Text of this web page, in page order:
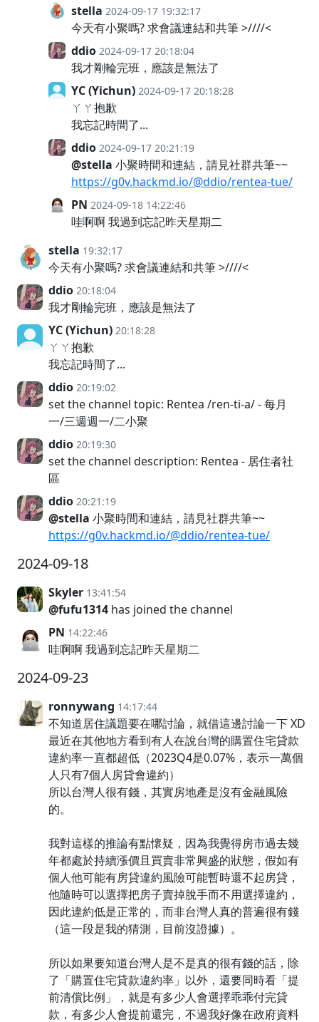
stella 2024-09-17 19:32:17
今天有小聚嗎? 求會議連結和共筆 >////<
ddio 2024-09-17 20:18:04
我才剛輪完班，應該是無法了
YC (Yichun) 2024-09-17 20:18:28
ㄚㄚ抱歉
我忘記時間了...
ddio 2024-09-17 20:21:19
@stella 小聚時間和連結，請見社群共筆~~
https://g0v.hackmd.io/@ddio/rentea-tue/
PN 2024-09-18 14:22:46
哇啊啊 我過到忘記昨天星期二
stella 19:32:17
今天有小聚嗎? 求會議連結和共筆 >////<
ddio 20:18:04
我才剛輪完班，應該是無法了
YC (Yichun) 20:18:28
ㄚㄚ抱歉
我忘記時間了...
ddio 20:19:02
set the channel topic: Rentea /ren-ti-a/ - 每月
一/三週週一/二小聚
ddio 20:19:30
set the channel description: Rentea - 居住者社
區
ddio 20:21:19
@stella 小聚時間和連結，請見社群共筆~~
https://g0v.hackmd.io/@ddio/rentea-tue/
2024-09-18
Skyler 13:41:54
@fufu1314 has joined the channel
PN 14:22:46
哇啊啊 我過到忘記昨天星期二
2024-09-23
ronnywang 14:17:44
不知道居住議題要在哪討論，就借這邊討論一下 XD
最近在其他地方看到有人在說台灣的購置住宅貸款
違約率一直都超低（2023Q4是0.07%，表示一萬個
人只有7個人房貸會違約）
所以台灣人很有錢，其實房地產是沒有金融風險
的。
我對這樣的推論有點懷疑，因為我覺得房市過去幾
年都處於持續漲價且買賣非常興盛的狀態，假如有
個人他可能有房貸違約風險可能暫時還不起房貸，
他隨時可以選擇把房子賣掉脫手而不用選擇違約，
因此違約低是正常的，而非台灣人真的普遍很有錢
（這一段是我的猜測，目前沒證據）。
所以如果要知道台灣人是不是真的很有錢的話，除
了「購置住宅貸款違約率」以外，還要同時看「提
前清償比例」，就是有多少人會選擇乖乖付完貸
款，有多少人會提前還完，不過我好像在政府資料